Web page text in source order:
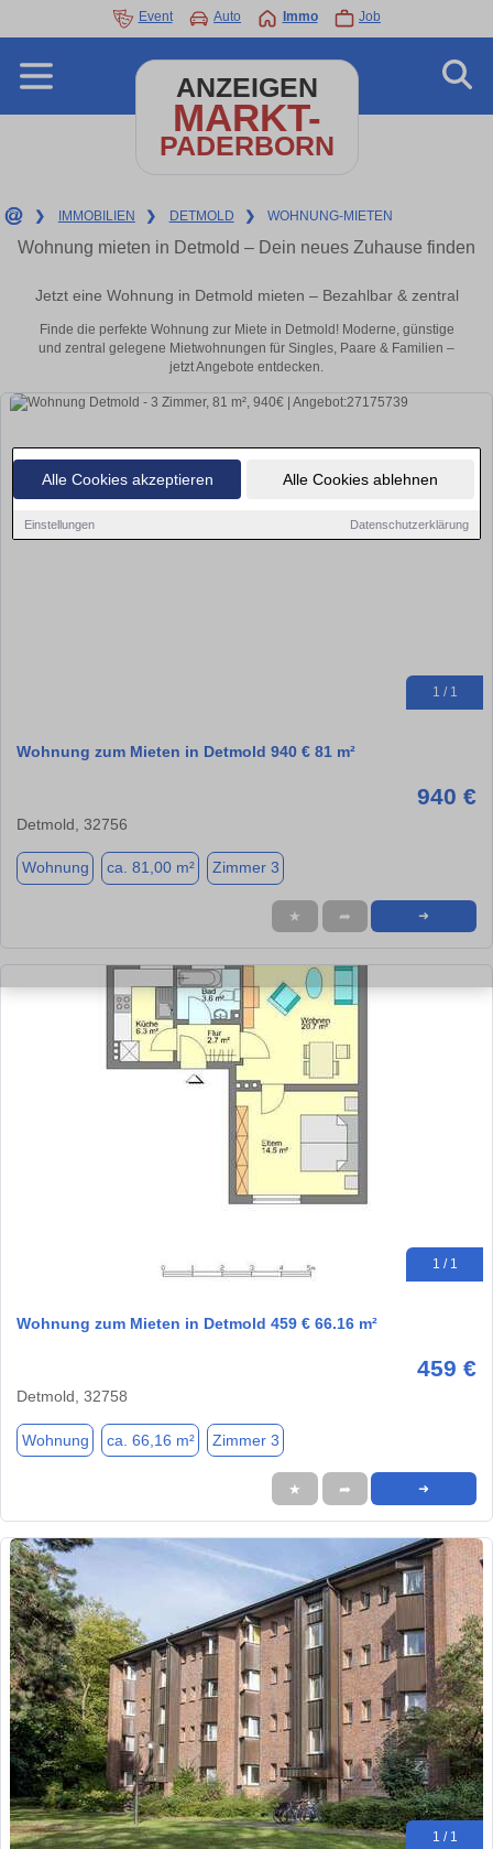
Alle Cookies akzeptieren Alle Cookies ablehnen
Einstellungen Datenschutzerklärung
Event Auto Immo Job
ANZEIGEN
MARKT-
PADERBORN
❯ IMMOBILIEN ❯ DETMOLD ❯ WOHNUNG-MIETEN
Wohnung mieten in Detmold – Dein neues Zuhause finden
Jetzt eine Wohnung in Detmold mieten – Bezahlbar & zentral
Finde die perfekte Wohnung zur Miete in Detmold! Moderne, günstige
und zentral gelegene Mietwohnungen für Singles, Paare & Familien –
jetzt Angebote entdecken.
1 / 1
Wohnung zum Mieten in Detmold 940 € 81 m²
940 €
Detmold, 32756
Wohnung ca. 81,00 m² Zimmer 3
★ ➦ ➜
1 / 1
Wohnung zum Mieten in Detmold 459 € 66.16 m²
459 €
Detmold, 32758
Wohnung ca. 66,16 m² Zimmer 3
★ ➦ ➜
1 / 1